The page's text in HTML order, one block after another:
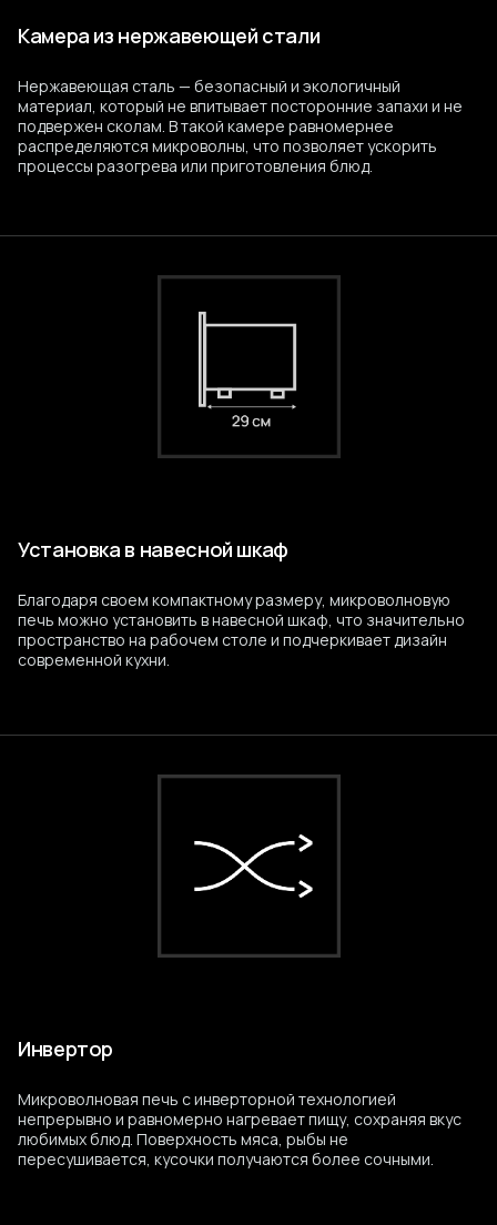
Камера из нержавеющей стали
Нержавеющая сталь — безопасный и экологичный
материал, который не впитывает посторонние запахи и не
подвержен сколам. В такой камере равномернее
распределяются микроволны, что позволяет ускорить
процессы разогрева или приготовления блюд.
Установка в навесной шкаф
Благодаря своем компактному размеру, микроволновую
печь можно установить в навесной шкаф, что значительно
пространство на рабочем столе и подчеркивает дизайн
современной кухни.
Инвертор
Микроволновая печь с инверторной технологией
непрерывно и равномерно нагревает пищу, сохраняя вкус
любимых блюд. Поверхность мяса, рыбы не
пересушивается, кусочки получаются более сочными.